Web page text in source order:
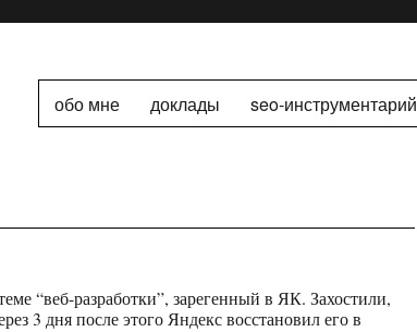
обо мне доклады seo-инструментарий
“веб-разработки”, зарегенный в ЯК. Захостили,
3 дня после этого Яндекс восстановил его в